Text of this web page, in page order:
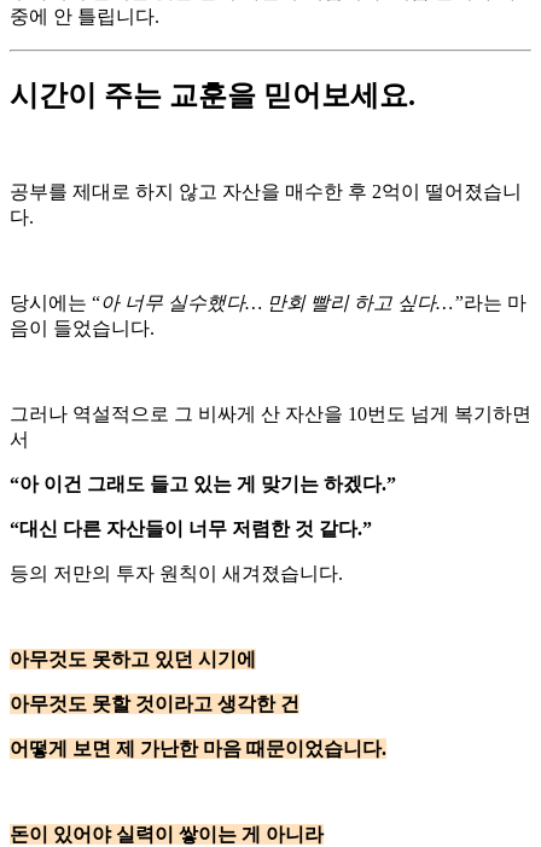
중에 안 틀립니다.
시간이 주는 교훈을 믿어보세요.
공부를 제대로 하지 않고 자산을 매수한 후 2억이 떨어졌습니
다.
당시에는 “아 너무 실수했다… 만회 빨리 하고 싶다…”라는 마
음이 들었습니다.
그러나 역설적으로 그 비싸게 산 자산을 10번도 넘게 복기하면
서
“아 이건 그래도 들고 있는 게 맞기는 하겠다.”
“대신 다른 자산들이 너무 저렴한 것 같다.”
등의 저만의 투자 원칙이 새겨졌습니다.
아무것도 못하고 있던 시기에
아무것도 못할 것이라고 생각한 건
어떻게 보면 제 가난한 마음 때문이었습니다.
돈이 있어야 실력이 쌓이는 게 아니라